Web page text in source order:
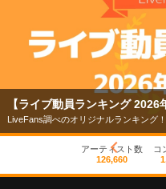
【ライブ動員ランキング 2026
LiveFans調べのオリジナルランキング！
アーティスト数
126,660
コ